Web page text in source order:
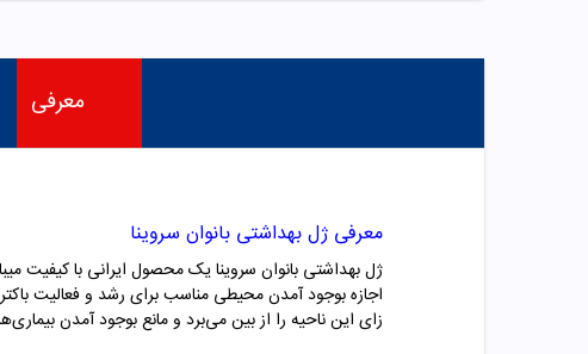
معرفی
معرفی ژل بهداشتی بانوان سروینا
ژل بهداشتی بانوان سروینا یک محصول ایرانی با کیفیت
اجازه بوجود آمدن محیطی مناسب برای رشد و فعالیت
زای این ناحیه را از بین می‌برد و مانع بوجود آمدن